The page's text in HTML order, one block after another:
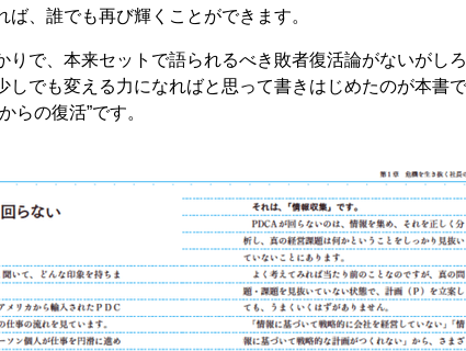
、誰でも再び輝くことができます。
りで、本来セットで語られるべき敗者復活論がないがし
しでも変える力になればと思って書きはじめたのが本書で
らの復活”です。